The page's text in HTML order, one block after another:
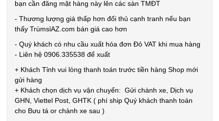
bạn cần đăng mặt hàng này lên các sàn TMĐT
- Thương lượng giá thấp hơn đối thủ cạnh tranh nếu bạn
thấy TrùmsỉAZ.com bán giá cao hơn
- Quý khách có nhu cầu xuất hóa đơn Đỏ VAT khi mua hàng
- Liên hệ 0906.335538 để xuất
+ Khách Tỉnh vui lòng thanh toán trước tiền hàng Shop mới
gửi hàng
+ Khách chọn dịch vụ vận chuyển: Gửi chành xe, Dịch vụ
GHN, Viettel Post, GHTK ( phí ship Quý khách thanh toán
cho Bưu tá or chành xe sau )
GĂNG TAY CAO SU SIÊU DAI BẤT CHẤP
Dày vừa phải, đi rất thật tay ạ
Găng tay cao su chống cắt siêu bền dai
Có độ bền bỉ vượt trội, các vật sắc nhọn như lưỡi dao, kéo đều
Như một làn da thứ 2 của bạn, cho bạn cảm giác linh hoạt, nhanh
Giúp chị em tránh hóa chất, giữ gìn đôi tay luôn khỏe mạnh,
Chất liệu: PVC siêu mềm, siêu miịn- "Nồi đồng cối đá" cực tiết